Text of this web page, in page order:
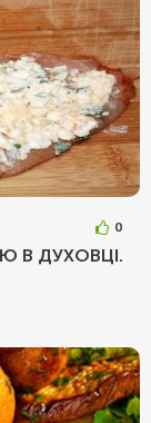
0
В ДУХОВЦІ.